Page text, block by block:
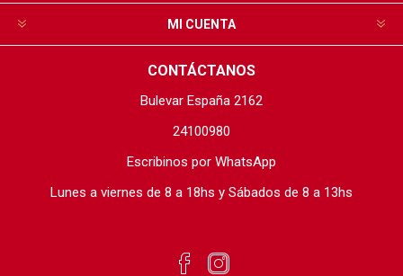
MI CUENTA
CONTÁCTANOS
Bulevar España 2162
24100980
Escribinos por WhatsApp
Lunes a viernes de 8 a 18hs y Sábados de 8 a 13hs